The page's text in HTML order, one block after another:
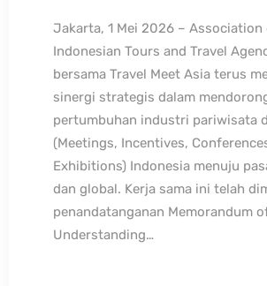
Jakarta, 1 Mei 2026 – Association
Indonesian Tours and Travel
bersama Travel Meet Asia terus
sinergi strategis dalam
pertumbuhan industri pariwisata
(Meetings, Incentives,
Exhibitions) Indonesia menuju
dan global. Kerja sama ini telah
penandatanganan Memorandum
Understanding…